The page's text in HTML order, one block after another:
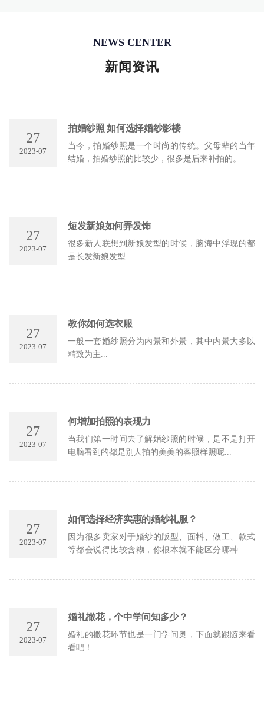
NEWS CENTER
新闻资讯
27
2023-07
拍婚纱照 如何选择婚纱影楼
当今，拍婚纱照是一个时尚的传统。父母辈的当年
结婚，拍婚纱照的比较少，很多是后来补拍的。
27
2023-07
短发新娘如何弄发饰
很多新人联想到新娘发型的时候，脑海中浮现的都
是长发新娘发型...
27
2023-07
教你如何选衣服
一般一套婚纱照分为内景和外景，其中内景大多以
精致为主...
27
2023-07
何增加拍照的表现力
当我们第一时间去了解婚纱照的时候，是不是打开
电脑看到的都是别人拍的美美的客照样照呢...
27
2023-07
如何选择经济实惠的婚纱礼服？
因为很多卖家对于婚纱的版型、面料、做工、款式
等都会说得比较含糊，你根本就不能区分哪种比较
27
2023-07
婚礼撒花，个中学问知多少？
婚礼的撒花环节也是一门学问奥，下面就跟随来看
看吧！